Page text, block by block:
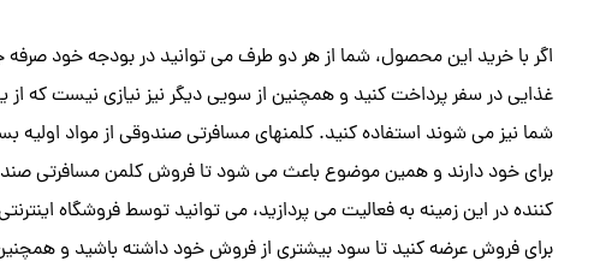
اگر با خرید این محصول، شما از هر دو طرف می توانید در بودجه خود صرفه
غذایی در سفر پرداخت کنید و همچنین از سویی دیگر نیز نیازی نیست که
شما نیز می شوند استفاده کنید. کلمنهای مسافرتی صندوقی از مواد اولیه
برای خود دارند و همین موضوع باعث می شود تا فروش کلمن مسافرتی صندوقی
کننده در این زمینه به فعالیت می پردازید، می توانید توسط فروشگاه
برای فروش عرضه کنید تا سود بیشتری از فروش خود داشته باشید و همچنین